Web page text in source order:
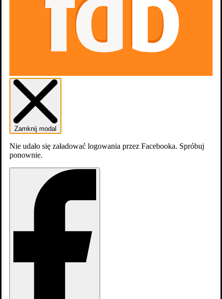
Aktualnie tytuł nie jest dostępny na
platformach
Zamknij modal
Nie udało się załadować logowania przez Facebooka. Spróbuj
ponownie.